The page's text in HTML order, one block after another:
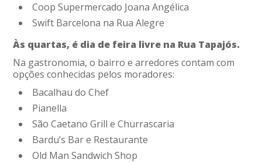
Coop Supermercado Joana Angélica
Swift Barcelona na Rua Alegre
Às quartas, é dia de feira livre na Rua Tapajós.
Na gastronomia, o bairro e arredores contam com
opções conhecidas pelos moradores:
Bacalhau do Chef
Pianella
São Caetano Grill e Churrascaria
Bardu’s Bar e Restaurante
Old Man Sandwich Shop